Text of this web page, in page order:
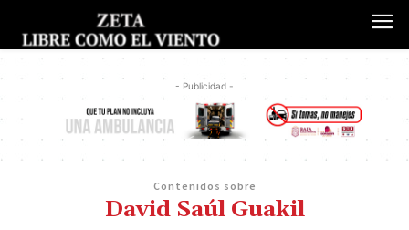
- Publicidad -
Contenidos sobre
David Saúl Guakil